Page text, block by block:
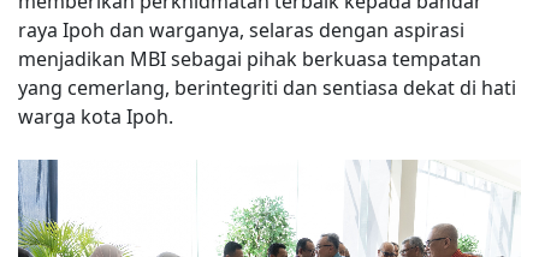
raya Ipoh dan warganya, selaras dengan aspirasi
menjadikan MBI sebagai pihak berkuasa tempatan
yang cemerlang, berintegriti dan sentiasa dekat di hati
warga kota Ipoh.